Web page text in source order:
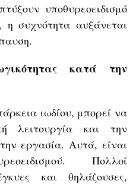
υποθυρεοειδισμό
η συχνότητα αυξάνεται
κατά την
ιωδίου, μπορεί να
λειτουργία και την
εργασία. Αυτά, είναι
Πολλοί
και θηλάζουσες,